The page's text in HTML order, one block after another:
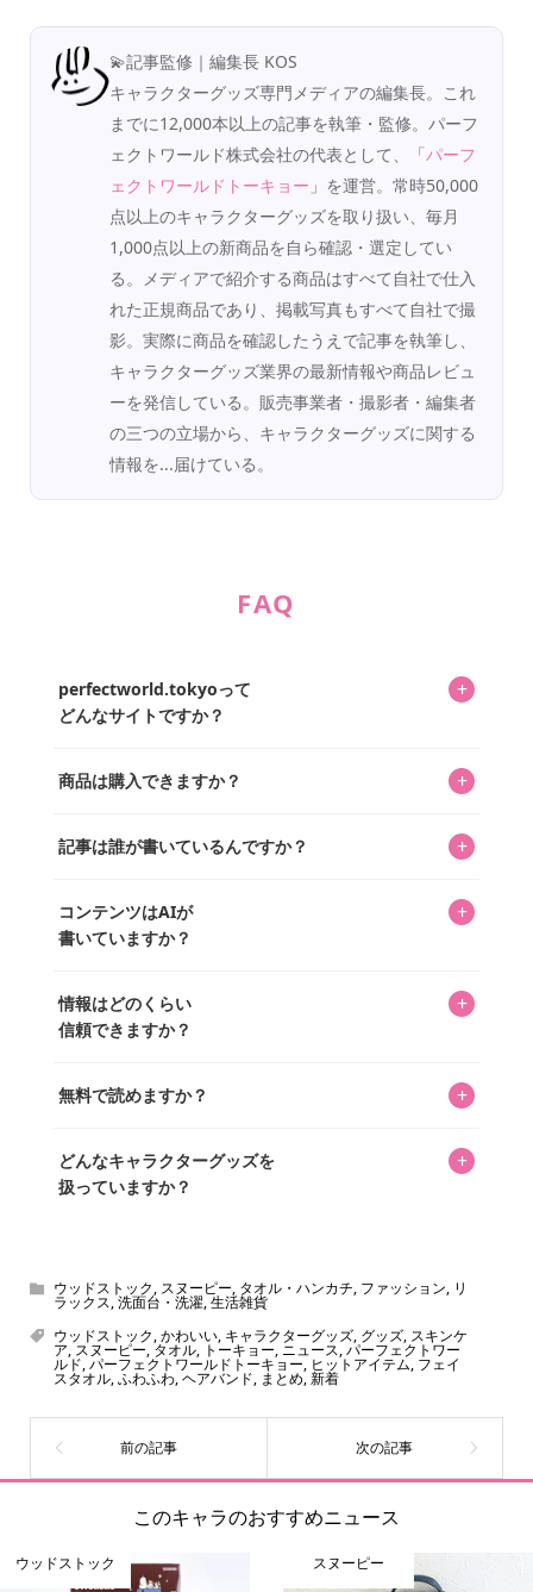
💫記事監修｜編集長 KOS
キャラクターグッズ専門メディアの編集長。これ
までに12,000本以上の記事を執筆・監修。パーフ
ェクトワールド株式会社の代表として、「パーフ
ェクトワールドトーキョー 」を運営。常時50,000
点以上のキャラクターグッズを取り扱い、毎月
1,000点以上の新商品を自ら確認・選定してい
る。メディアで紹介する商品はすべて自社で仕入
れた正規商品であり、掲載写真もすべて自社で撮
影。実際に商品を確認したうえで記事を執筆し、
キャラクターグッズ業界の最新情報や商品レビュ
ーを発信している。販売事業者・撮影者・編集者
の三つの立場から、キャラクターグッズに関する
情報を...届けている。
FAQ
perfectworld.tokyoって
どんなサイトですか？
+
ってもらうニュースサイトです。運営はキャラグッズコレ
を中心に行われており、私たちは実際に40,000種のキャラグ
商品は購入できますか？ +
「perfectworld.shop」で、ほとんど全てのアイテムを購
があり、そこからジャンプできます。
記事は誰が書いているんですか？ +
ています。記事内の99%を超えるほぼすべての写真も、1枚
ずつ心を込めて自分たちで撮影したものです。さらに、10
ッズを収集し、月に1,000点の新商品を選定・購入する編集
長KOSが全記事を監修しています。
コンテンツはAIが
書いていますか？
+
書いています。AIは使用していません。編集長KOSが最終確
認を行い、手動で更新しています。
情報はどのくらい
信頼できますか？
+
いをお届けすることは保証します。なお、記事内に価格は
め、正確な情報をお伝えできないからです。
無料で読めますか？ +
どんなキャラクターグッズを
扱っていますか？
+
ん！200種以上のトレンディなキャラクターやアニメキャラ
をご紹介しています。生まれたばかりの新しいキャラクタ
ーをいち早く皆さんにお届けすることも、私たちの使命の
ひとつです。
ウッドストック, スヌーピー, タオル・ハンカチ, ファッション, リ
ラックス,洗面台・洗濯,生活雑貨
ウッドストック,かわいい, キャラクターグッズ, グッズ, スキンケ
ア,スヌーピー,タオル, トーキョー, ニュース,パーフェクトワー
ルド,パーフェクトワールドトーキョー, ヒットアイテム, フェイ
スタオル,ふわふわ,ヘアバンド, まとめ,新着
このキャラのおすすめニュース
ウッドストック スヌーピー